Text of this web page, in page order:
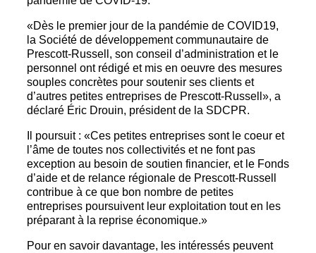
«Dès le premier jour de la pandémie de COVID19,
la Société de développement communautaire de
Prescott-Russell, son conseil d’administration et le
personnel ont rédigé et mis en oeuvre des mesures
souples concrètes pour soutenir ses clients et
d’autres petites entreprises de Prescott-Russell», a
déclaré Éric Drouin, président de la SDCPR.
Il poursuit : «Ces petites entreprises sont le coeur et
l’âme de toutes nos collectivités et ne font pas
exception au besoin de soutien financier, et le Fonds
d’aide et de relance régionale de Prescott-Russell
contribue à ce que bon nombre de petites
entreprises poursuivent leur exploitation tout en les
préparant à la reprise économique.»
Pour en savoir davantage, les intéressés peuvent